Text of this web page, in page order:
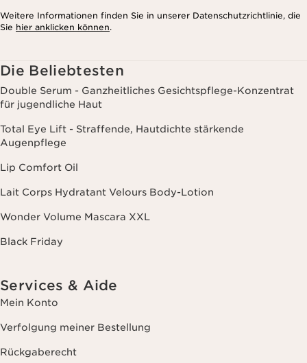
Weitere Informationen finden Sie in unserer Datenschutzrichtlinie, die
Sie hier anklicken können.
Die Beliebtesten
Double Serum - Ganzheitliches Gesichtspflege-Konzentrat
für jugendliche Haut
Total Eye Lift - Straffende, Hautdichte stärkende
Augenpflege
Lip Comfort Oil
Lait Corps Hydratant Velours Body-Lotion
Wonder Volume Mascara XXL
Black Friday
Services & Aide
Mein Konto
Verfolgung meiner Bestellung
Rückgaberecht